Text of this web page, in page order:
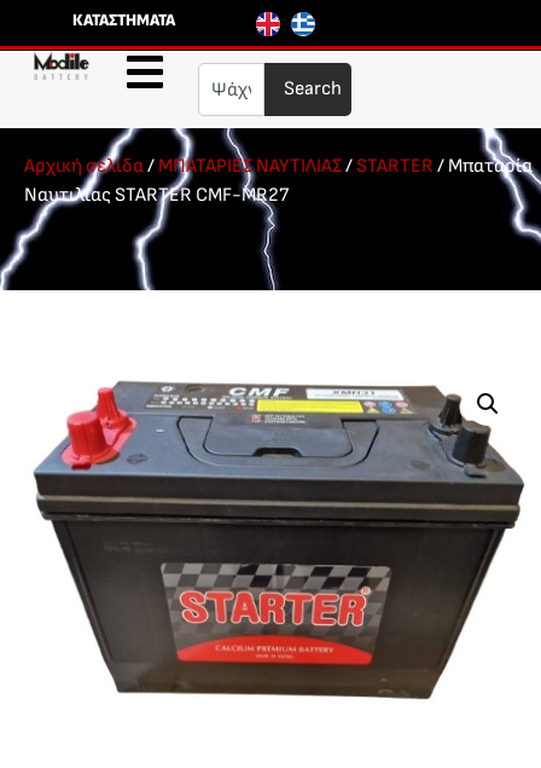
ΚΑΤΑΣΤΗΜΑΤΑ
Search
Αρχική σελίδα/ ΜΠΑΤΑΡΙΕΣ ΝΑΥΤΙΛΙΑΣ/ STARTER / Μπαταρία
Ναυτιλίας STARTER CMF-MR27